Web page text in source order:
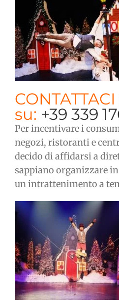
su: +39 339
Per incentivare i
negozi, ristoranti e
decido di affidarsi a
sappiano organizzare
un intrattenimento a